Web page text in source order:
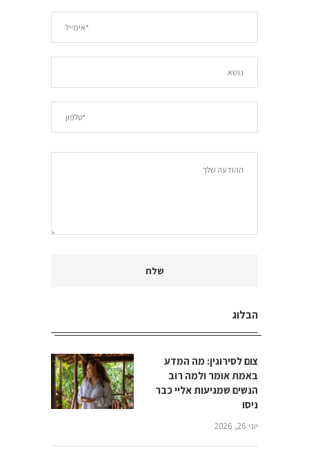
הבלוג
צום לסירוגין: מה המדע
באמת אומר ולמה רוב
הנשים שמגיעות אליי כבר
ניסו
יוני 26, 2026